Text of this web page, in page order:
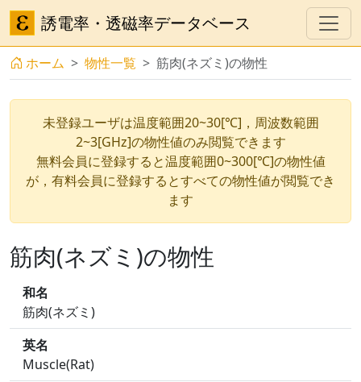
誘電率・透磁率データベース
ホーム 物性一覧 筋肉(ネズミ)の物性
未登録ユーザは温度範囲20~30[℃]，周波数範囲
2~3[GHz]の物性値のみ閲覧できます
無料会員に登録すると温度範囲0~300[℃]の物性値
が，有料会員に登録するとすべての物性値が閲覧でき
ます
筋肉(ネズミ)の物性
和名
筋肉(ネズミ)
英名
Muscle(Rat)